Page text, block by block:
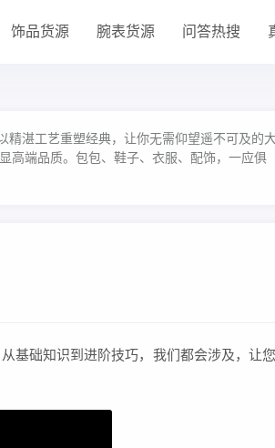
饰品货源 腕表货源 问答热搜
精湛工艺重塑经典，让你无需仰望遥不可及的
高端品质。包包、鞋子、衣服、配饰，一应俱
基础知识到进阶技巧，我们都会涉及，让您